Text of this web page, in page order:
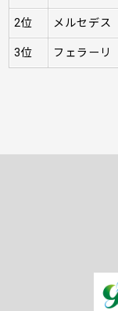
2位 メルセデス
3位 フェラーリ